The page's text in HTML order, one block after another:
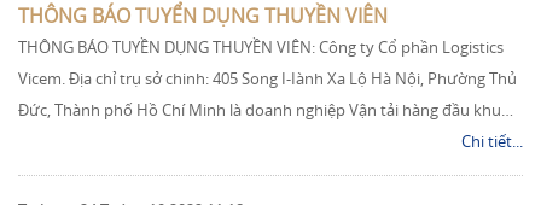
THÔNG BÁO TUYỂN DỤNG THUYỀN VIÊN
THÔNG BÁO TUYỀN DỤNG THUYỀN VIÊN: Công ty Cổ phần Logistics
Vicem. Địa chỉ trụ sở chinh: 405 Song I-Iành Xa Lộ Hà Nội, Phường Thủ
Đức, Thành phố Hồ Chí Minh là doanh nghiệp Vận tải hàng đầu khu…
Chi tiết...